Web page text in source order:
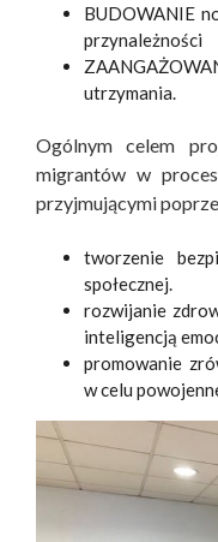
BUDOWANIE
przynależności
utrzymania.
Ogólnym celem
migrantów w
przyjmującymi
tworzenie
społecznej.
rozwijanie
inteligencją
promowanie
w celu